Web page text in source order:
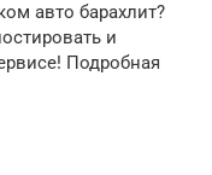
авто барахлит?
и
Подробная